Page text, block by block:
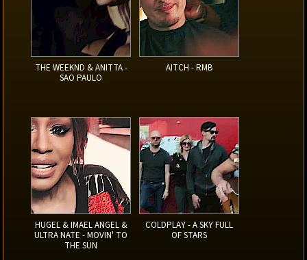
THE WEEKND & ANITTA -
SAO PAULO
AITCH - RMB
HUGEL & IMAEL ANGEL &
ULTRA NATE - MOVIN' TO
THE SUN
COLDPLAY - A SKY FULL
OF STARS